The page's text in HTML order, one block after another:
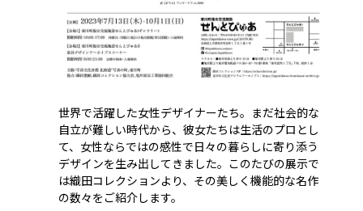
世界で活躍した女性デザイナーたち。まだ社会的な
自立が難しい時代から、彼女たちは生活のプロとし
て、女性ならではの感性で日々の暮らしに寄り添う
デザインを生み出してきました。このたびの展示で
は織田コレクションより、その美しく機能的な名作
の数々をご紹介します。